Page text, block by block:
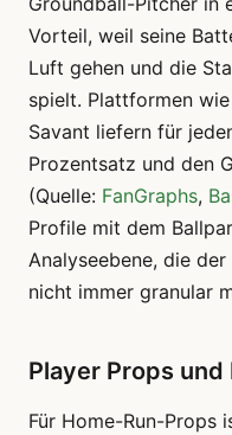
Vorteil, weil seine
Luft gehen und die
spielt. Plattformen
Savant liefern für
Prozentsatz und den
(Quelle: FanGraphs,
Profile mit dem
Analyseebene, die
nicht immer granular
Player Props und
Für Home-Run-Props